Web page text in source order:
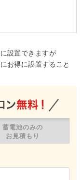
設置できますが
お得に設置すること
蓄電池のみの
お見積もり